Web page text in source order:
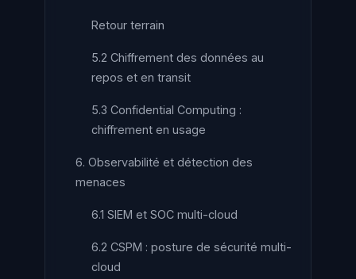
Retour terrain
5.2 Chiffrement des données au
repos et en transit
5.3 Confidential Computing :
chiffrement en usage
6. Observabilité et détection des
menaces
6.1 SIEM et SOC multi-cloud
6.2 CSPM : posture de sécurité multi-
cloud